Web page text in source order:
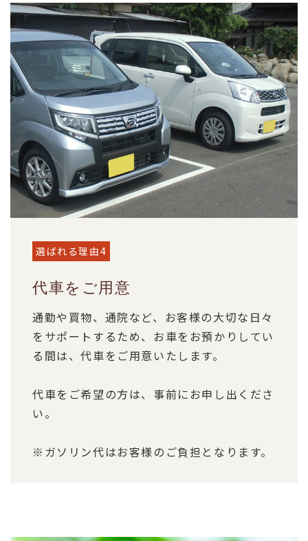
選ばれる理由4
代車をご用意
通勤や買物、通院など、お客様の大切な日々
をサポートするため、お車をお預かりしてい
る間は、代車をご用意いたします。
代車をご希望の方は、事前にお申し出くださ
い。
※ガソリン代はお客様のご負担となります。